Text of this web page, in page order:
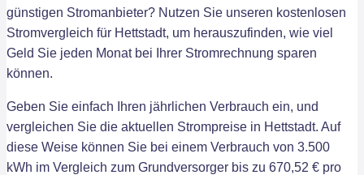
günstigen Stromanbieter? Nutzen Sie unseren kostenlosen
Stromvergleich für Hettstadt, um herauszufinden, wie viel
Geld Sie jeden Monat bei Ihrer Stromrechnung sparen
können.
Geben Sie einfach Ihren jährlichen Verbrauch ein, und
vergleichen Sie die aktuellen Strompreise in Hettstadt. Auf
diese Weise können Sie bei einem Verbrauch von 3.500
kWh im Vergleich zum Grundversorger bis zu 670,52 € pro